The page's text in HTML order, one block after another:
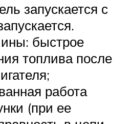
запускается с
быстрое
топлива после
работа
(при ее